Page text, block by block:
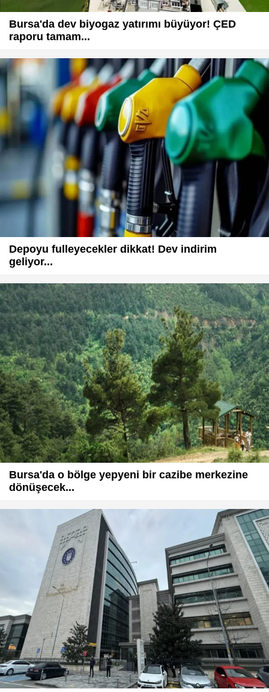
Bursa'da dev biyogaz yatırımı büyüyor! ÇED
raporu tamam...
Depoyu fulleyecekler dikkat! Dev indirim
geliyor...
Bursa'da o bölge yepyeni bir cazibe merkezine
dönüşecek...